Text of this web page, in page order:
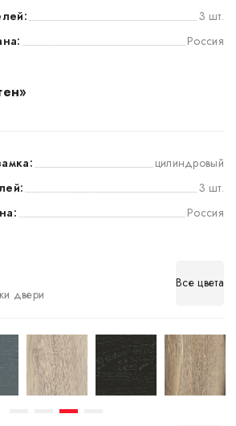
3 шт.
Россия
цилиндровый
3 шт.
Россия
двери
Все цвета